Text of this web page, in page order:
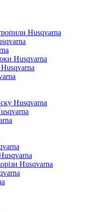
Husqvarna
Husqvarna
Husqvarna
Husqvarna